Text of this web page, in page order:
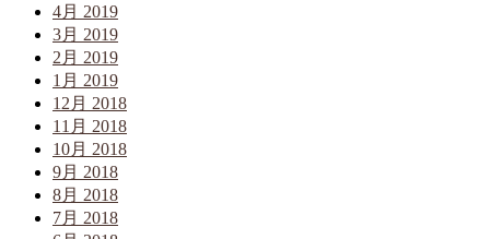
4月 2019
3月 2019
2月 2019
1月 2019
12月 2018
11月 2018
10月 2018
9月 2018
8月 2018
7月 2018